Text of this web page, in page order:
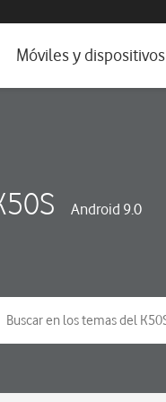
e idioma
Móviles y dispositivos
Android 9.0